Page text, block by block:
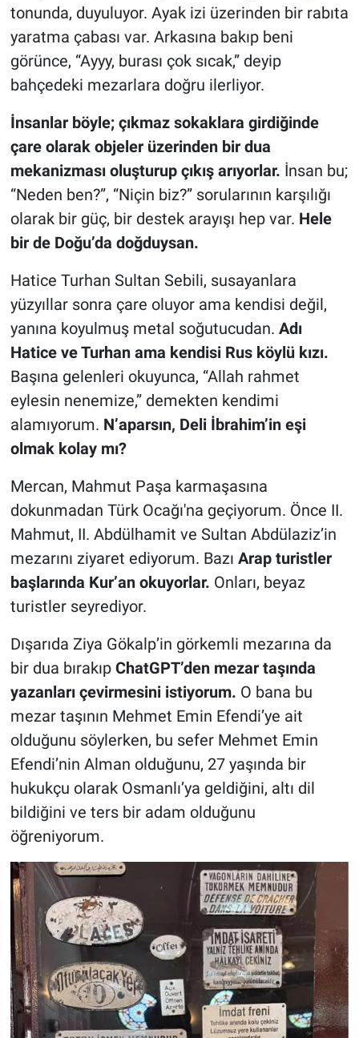
tonunda, duyuluyor. Ayak izi üzerinden bir rabıta
yaratma çabası var. Arkasına bakıp beni
görünce, “Ayyy, burası çok sıcak,” deyip
bahçedeki mezarlara doğru ilerliyor.
İnsanlar böyle; çıkmaz sokaklara girdiğinde
çare olarak objeler üzerinden bir dua
mekanizması oluşturup çıkış arıyorlar. İnsan bu;
“Neden ben?”, “Niçin biz?” sorularının karşılığı
olarak bir güç, bir destek arayışı hep var. Hele
bir de Doğu’da doğduysan.
Hatice Turhan Sultan Sebili, susayanlara
yüzyıllar sonra çare oluyor ama kendisi değil,
yanına koyulmuş metal soğutucudan. Adı
Hatice ve Turhan ama kendisi Rus köylü kızı.
Başına gelenleri okuyunca, “Allah rahmet
eylesin nenemize,” demekten kendimi
alamıyorum. N’aparsın, Deli İbrahim’in eşi
olmak kolay mı?
Mercan, Mahmut Paşa karmaşasına
dokunmadan Türk Ocağı'na geçiyorum. Önce II.
Mahmut, II. Abdülhamit ve Sultan Abdülaziz’in
mezarını ziyaret ediyorum. Bazı Arap turistler
başlarında Kur’an okuyorlar. Onları, beyaz
turistler seyrediyor.
Dışarıda Ziya Gökalp’in görkemli mezarına da
bir dua bırakıp ChatGPT’den mezar taşında
yazanları çevirmesini istiyorum. O bana bu
mezar taşının Mehmet Emin Efendi’ye ait
olduğunu söylerken, bu sefer Mehmet Emin
Efendi’nin Alman olduğunu, 27 yaşında bir
hukukçu olarak Osmanlı’ya geldiğini, altı dil
bildiğini ve ters bir adam olduğunu
öğreniyorum.